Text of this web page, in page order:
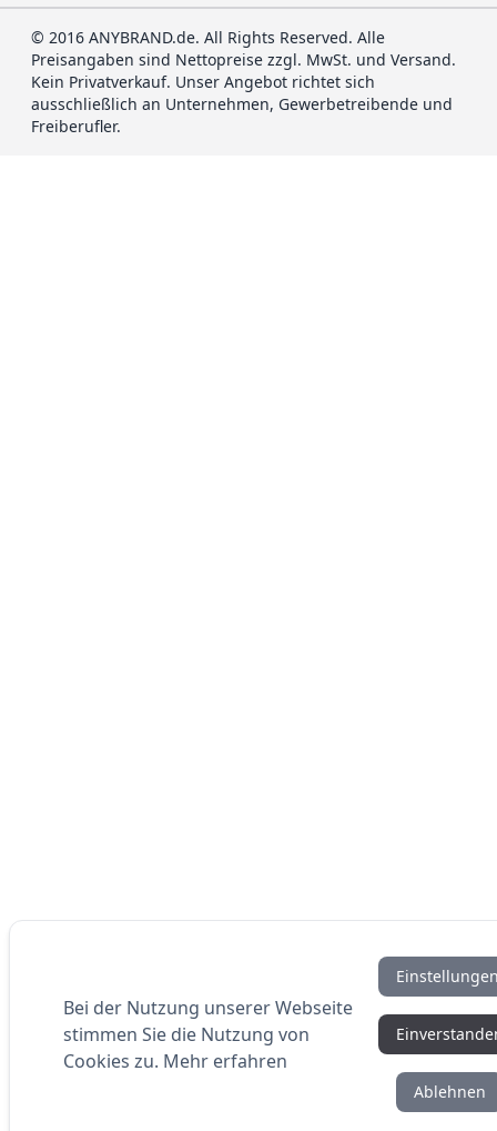
© 2016 ANYBRAND.de. All Rights Reserved. Alle
Preisangaben sind Nettopreise zzgl. MwSt. und Versand.
Kein Privatverkauf. Unser Angebot richtet sich
ausschließlich an Unternehmen, Gewerbetreibende und
Freiberufler.
Bei der Nutzung unserer Webseite
stimmen Sie die Nutzung von
Cookies zu. Mehr erfahren
Ablehnen